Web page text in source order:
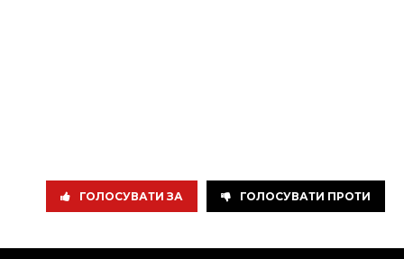
ГОЛОСУВАТИ ЗА ГОЛОСУВАТИ ПРОТИ